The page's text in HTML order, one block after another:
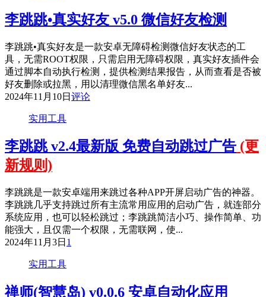
李跳跳•真实好友 v5.0 微信好友检测
李跳跳•真实好友是一款安卓无障碍检测微信好友状态的工
具，无需ROOT权限，只需启用无障碍权限，真实好友插件会
通过脚本自动执行检测，提供检测结果报告，从而查看是否被
好友删除或拉黑，用以清理微信黑名单好友...
2024年11月10日 评论
实用工具
李跳跳 v2.4最新版 免费自动跳过广告 (更
新规则)
李跳跳是一款安卓端用来跳过各种APP开屏启动广告的神器。
李跳跳几乎支持跳过所有主流常用应用的启动广告，就连部分
系统应用，也可以轻松跳过；李跳跳简洁小巧、操作简单、功
能强大，且仅需一个权限，无需联网，使...
2024年11月3日 1
实用工具
禅师(智慧岛) v0.0.6 安卓自动化应用